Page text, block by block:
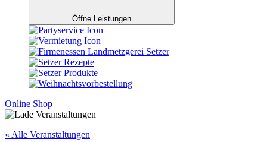
Öffne Leistungen
Online Shop
« Alle Veranstaltungen